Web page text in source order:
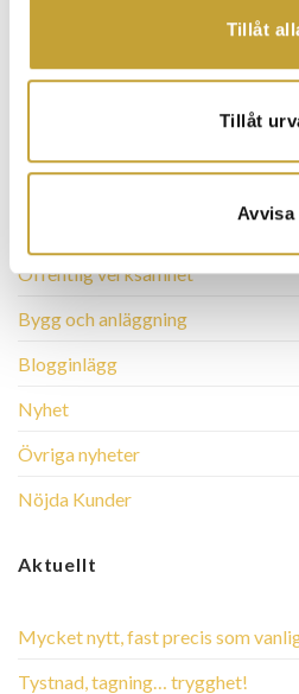
Tillåt
Tillåt
Avvisa
Företag
Offentlig verksamhet
Bygg och anläggning
Blogginlägg
Nyhet
Övriga nyheter
Nöjda Kunder
Aktuellt
Mycket nytt, fast precis som
Tystnad, tagning… trygghet!